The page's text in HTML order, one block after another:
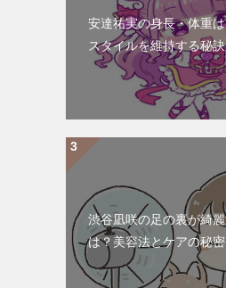
安達祐実の身長・体重
スタイルを維持する秘
渋谷凪咲の足の裏が綺
は？美容法とケアの秘密